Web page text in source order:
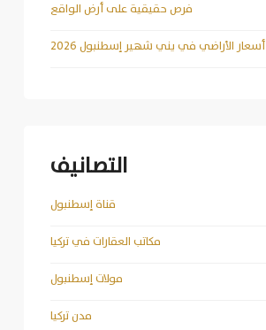
فرص حقيقية على أرض الواقع
أسعار الأراضي في يني شهير إسطنبول 2026
التصانيف
قناة إسطنبول
مكاتب العقارات في تركيا
مولات إسطنبول
مدن تركيا